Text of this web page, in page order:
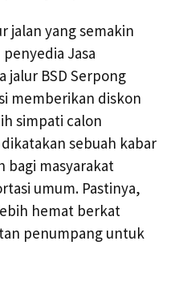
jalan yang semakin
Jasa
jalur BSD Serpong
memberikan diskon
simpati calon
sebuah kabar
bagi masyarakat
umum. Pastinya,
hemat berkat
penumpang untuk